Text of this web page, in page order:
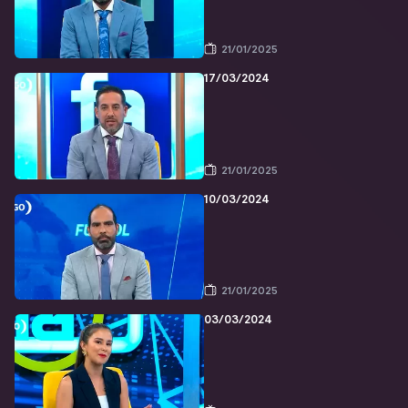
21/01/2025
17/03/2024
21/01/2025
10/03/2024
21/01/2025
03/03/2024